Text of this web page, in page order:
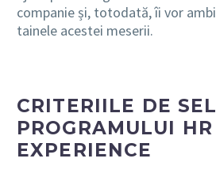
companie și, totodată, îi vor
tainele acestei meserii.
CRITERIILE DE
PROGRAMULUI
EXPERIENCE